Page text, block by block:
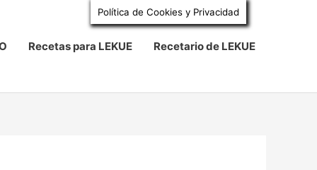
Recetas para LEKUE Recetario de LEKUE
Política de Cookies y Privacidad